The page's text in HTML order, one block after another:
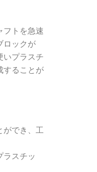
フトを急速
ロックが
いプラスチ
することが
ができ、工
スチッ